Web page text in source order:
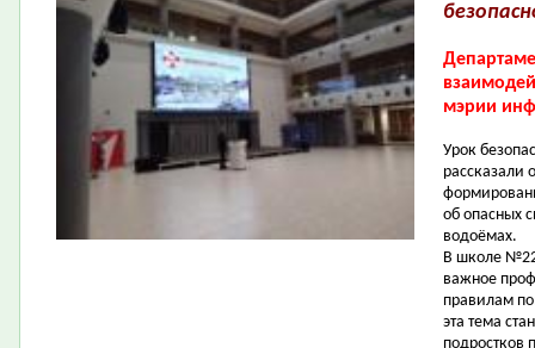
мэрии
Урок
рассказали
об опасных
водоёмах.
В школе
важное
правилам
эта тема
подростков